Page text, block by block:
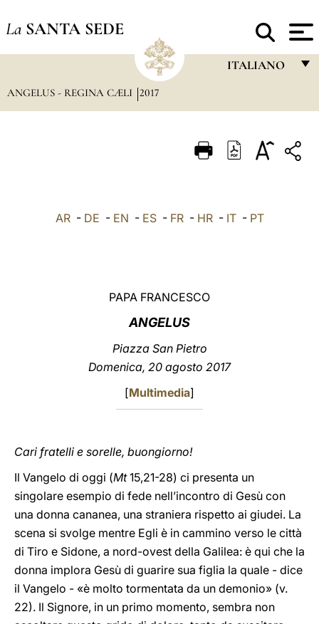
La SANTA SEDE
ITALIANO
ITALIANO
ANGELUS - REGINA CÆLI 2017
AR- DE - EN - ES- FR- HR- IT- PT
PAPA FRANCESCO
ANGELUS
Piazza San Pietro
Domenica, 20 agosto 2017
[Multimedia]
Cari fratelli e sorelle, buongiorno!
Il Vangelo di oggi (Mt15,21-28) ci presenta un
singolare esempio di fede nell’incontro di Gesù con
una donna cananea, una straniera rispetto ai giudei. La
scena si svolge mentre Egli è in cammino verso le città
di Tiro e Sidone, a nord-ovest della Galilea: è qui che la
donna implora Gesù di guarire sua figlia la quale - dice
il Vangelo - «è molto tormentata da un demonio» (v.
22). Il Signore, in un primo momento, sembra non